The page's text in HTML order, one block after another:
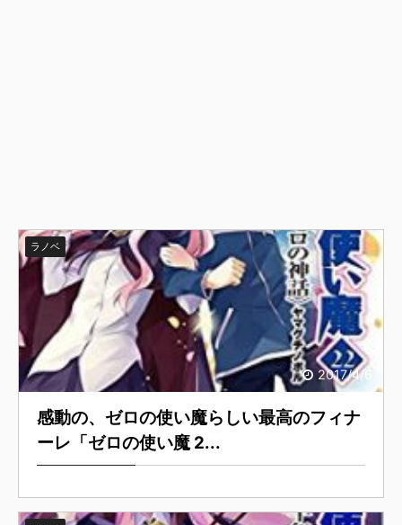
2017/4/6
ラノベ
感動の、ゼロの使い魔らしい最高のフィナ
ーレ「ゼロの使い魔 2...